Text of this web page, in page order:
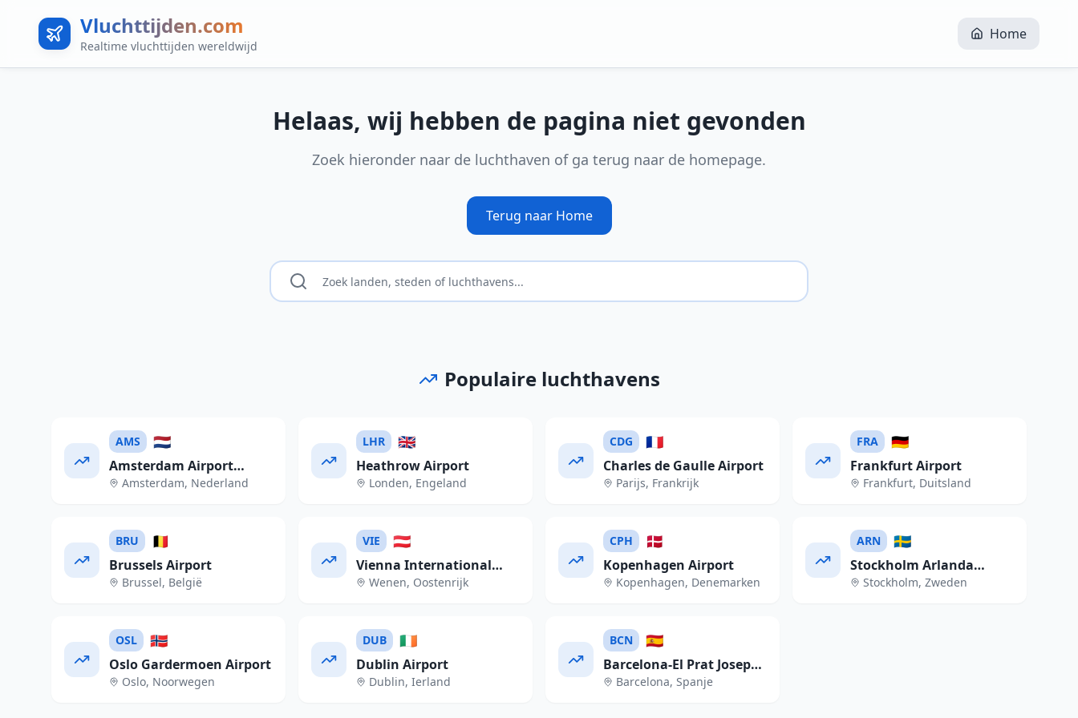
Vluchttijden.com
Realtime vluchttijden wereldwijd
Home
Helaas, wij hebben de pagina niet gevonden
Zoek hieronder naar de luchthaven of ga terug naar de homepage.
Terug naar Home
Populaire luchthavens
AMS 🇳🇱
Amsterdam Airport
Schiphol
Amsterdam, Nederland
LHR 🇬🇧
Heathrow Airport
Londen, Engeland
CDG 🇫🇷
Charles de Gaulle Airport
Parijs, Frankrijk
FRA 🇩🇪
Frankfurt Airport
Frankfurt, Duitsland
BRU 🇧🇪
Brussels Airport
Brussel, België
VIE 🇦🇹
Vienna International
Airport
Wenen, Oostenrijk
CPH 🇩🇰
Kopenhagen Airport
Kopenhagen, Denemarken
ARN 🇸🇪
Stockholm Arlanda
Airport
Stockholm, Zweden
OSL 🇳🇴
Oslo Gardermoen Airport
Oslo, Noorwegen
DUB 🇮🇪
Dublin Airport
Dublin, Ierland
BCN 🇪🇸
Barcelona-El Prat Josep
Tarradellas Airport
Barcelona, Spanje